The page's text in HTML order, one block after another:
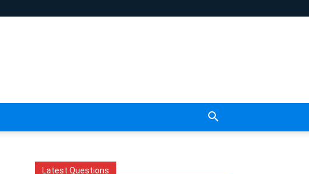
Latest Questions